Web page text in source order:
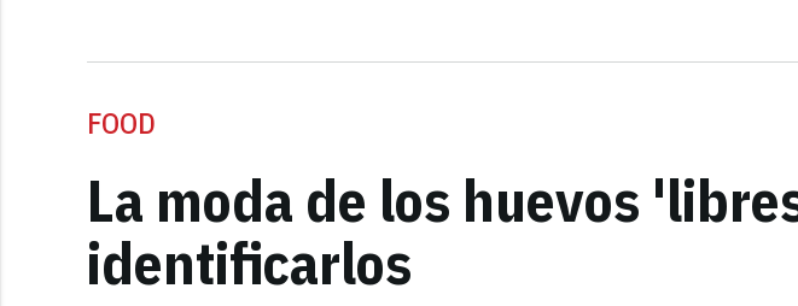
FOOD
La moda de los huevos
identificarlos